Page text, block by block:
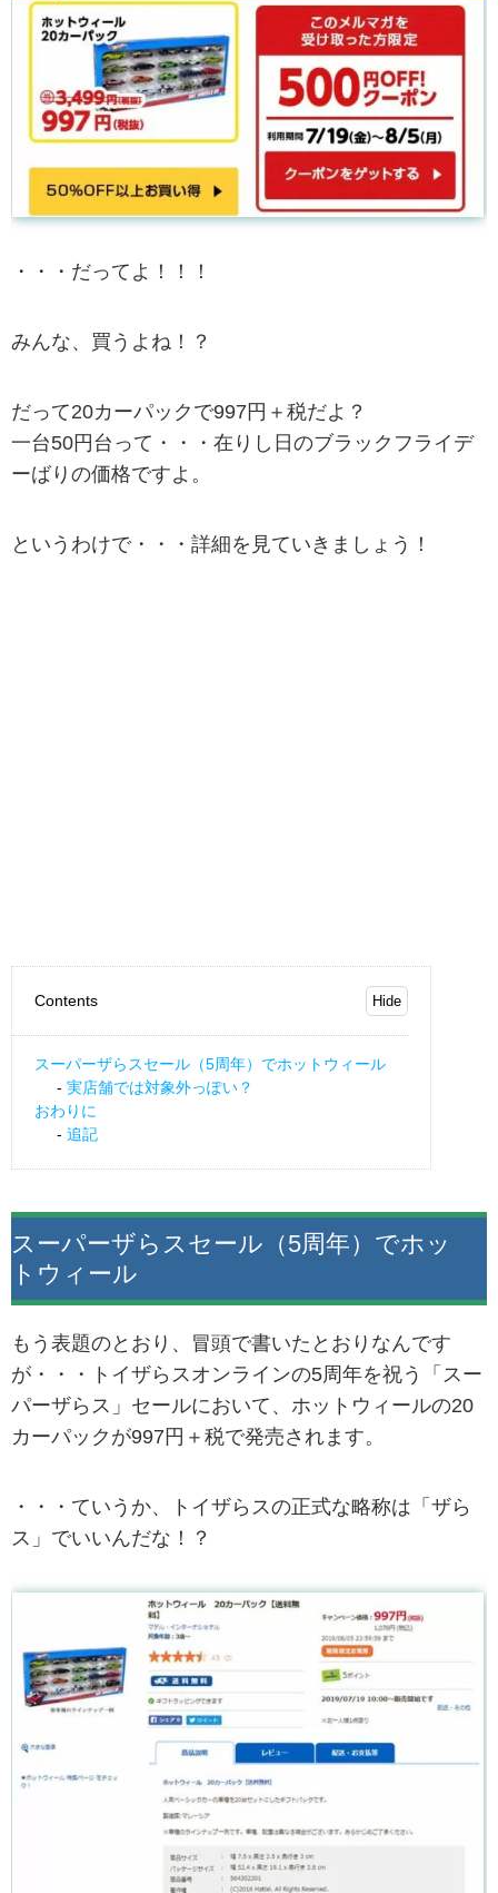
・・・だってよ！！！
みんな、買うよね！？
だって20カーパックで997円＋税だよ？
一台50円台って・・・在りし日のブラックフライデ
ーばりの価格ですよ。
というわけで・・・詳細を見ていきましょう！
Contents
スーパーザらスセール（5周年）でホットウィール
実店舗では対象外っぽい？
おわりに
追記
スーパーザらスセール（5周年）でホッ
トウィール
もう表題のとおり、冒頭で書いたとおりなんです
が・・・トイザらスオンラインの5周年を祝う「スー
パーザらス」セールにおいて、ホットウィールの20
カーパックが997円＋税で発売されます。
・・・ていうか、トイザらスの正式な略称は「ザら
ス」でいいんだな！？